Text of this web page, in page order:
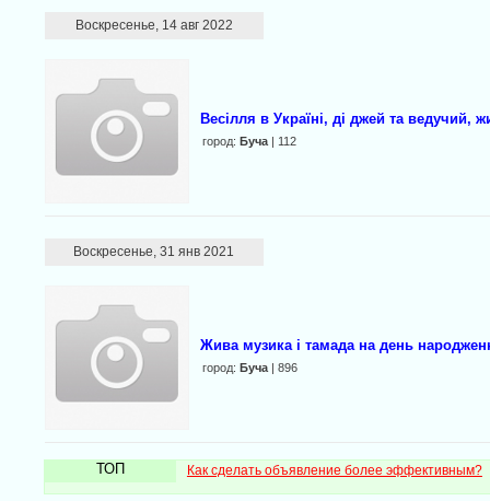
Воскресенье, 14 авг 2022
Весілля в Україні, ді джей та ведучий,
город: Буча| 112
Воскресенье, 31 янв 2021
Жива музика і тамада на день
город: Буча| 896
ТОП Как сделать объявление более эффективным?